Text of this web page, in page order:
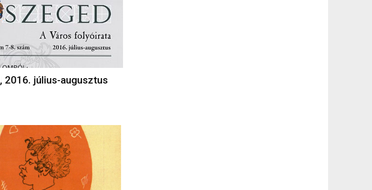
2016. július-augusztus